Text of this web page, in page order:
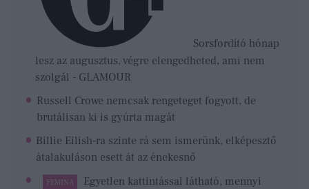
Sorsfordító hónap
lesz az augusztus, végre elengedheted, ami nem
szolgál - GLAMOUR
Russell Crowe nemcsak rengeteget fogyott, de
brutálisan ki is gyúrta magát
Billie Eilish-ra szinte rá sem ismerünk, elképesztő
átalakuláson esett át az énekesnő
FEMINA
Egyetlen kattintással látható, mennyi